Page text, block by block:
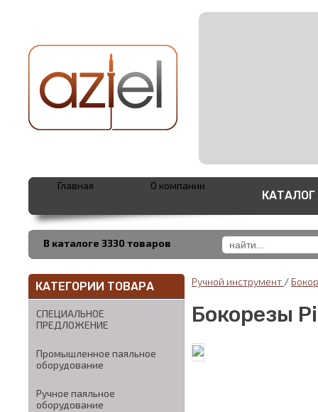
В каталоге 3330 товаров
Главная О компании
КАТАЛОГ
КАТЕГОРИИ ТОВАРА
СПЕЦИАЛЬНОЕ
ПРЕДЛОЖЕНИЕ
Промышленное паяльное
оборудование
Ручное паяльное
оборудование
Ручной инструмент /
Бокорезы